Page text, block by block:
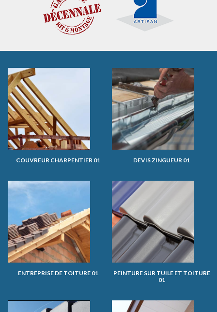
COUVREUR CHARPENTIER 01 DEVIS ZINGUEUR 01
ENTREPRISE DE TOITURE 01
PEINTURE SUR TUILE ET TOITURE
01